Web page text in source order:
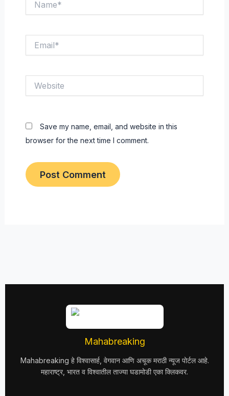
Save my name, email, and website in this
browser for the next time I comment.
Mahabreaking
Mahabreaking हे विश्वासार्ह, वेगवान आणि अचूक मराठी न्यूज पोर्टल आहे.
महाराष्ट्र, भारत व विश्वातील ताज्या घडामोडी एका क्लिकवर.